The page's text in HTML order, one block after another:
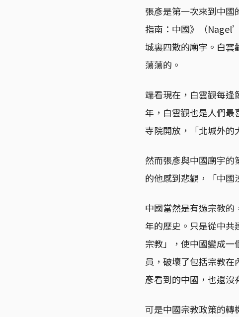
張彥是第一次來到中
指南：中國》（
城裏四散的廟宇。白
蕩蕩的。
端看現在，白雲觀每
年，白雲觀也是人們最
寺院開放，「北城外的
然而張彥與中國廟宇
的他感到悲觀，「中國
中國當然是有過宗教
年的歷史。只是從中共
宗教」，使中國變成
員，破壞了包括宗教
彥看到的中國，也還沒
可是中國宗教政策的轉